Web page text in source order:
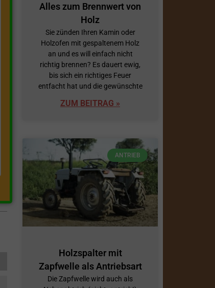
Alles zum Brennwert von
Holz
Sie zünden Ihren Kamin oder
Holzofen mit gespaltenem Holz
an und es will einfach nicht
richtig brennen? Es dauert ewig,
bis sich ein richtiges Feuer
entfacht hat und die gewünschte
ZUM BEITRAG »
ANTRIEB
Holzspalter mit
Zapfwelle als Antriebsart
Die Zapfwelle wird auch als